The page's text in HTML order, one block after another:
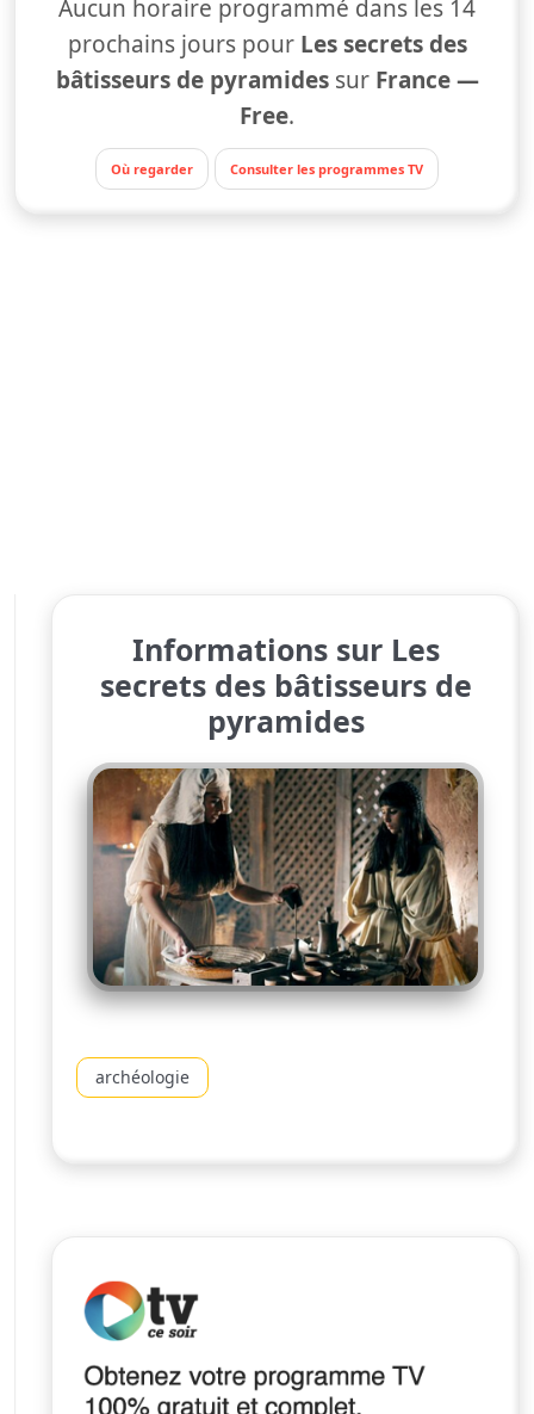
Aucun horaire programmé dans les 14
prochains jours pour Les secrets des
bâtisseurs de pyramidessur France —
Free.
Où regarder Consulter les programmes TV
Informations sur Les
secrets des bâtisseurs de
pyramides
archéologie